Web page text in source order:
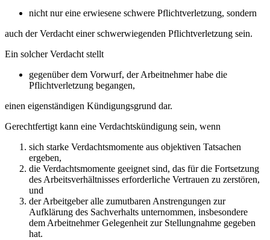
nicht nur eine erwiesene schwere Pflichtverletzung, sondern
auch der Verdacht einer schwerwiegenden Pflichtverletzung sein.
Ein solcher Verdacht stellt
gegenüber dem Vorwurf, der Arbeitnehmer habe die
Pflichtverletzung begangen,
einen eigenständigen Kündigungsgrund dar.
Gerechtfertigt kann eine Verdachtskündigung sein, wenn
sich starke Verdachtsmomente aus objektiven Tatsachen
ergeben,
die Verdachtsmomente geeignet sind, das für die Fortsetzung
des Arbeitsverhältnisses erforderliche Vertrauen zu zerstören,
und
der Arbeitgeber alle zumutbaren Anstrengungen zur
Aufklärung des Sachverhalts unternommen, insbesondere
dem Arbeitnehmer Gelegenheit zur Stellungnahme gegeben
hat.